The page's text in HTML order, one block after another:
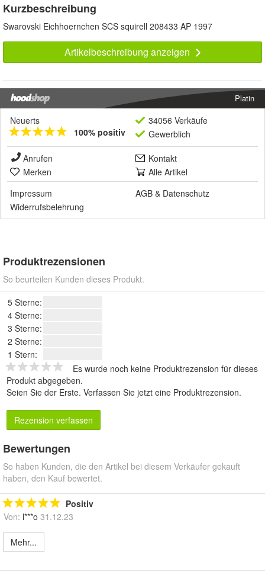
Kurzbeschreibung
Swarovski Eichhoernchen SCS squirell 208433 AP 1997
Artikelbeschreibung anzeigen
Platin
Neuerts
100% positiv
34056 Verkäufe
Gewerblich
Anrufen
Kontakt
Merken
Alle Artikel
Impressum
AGB & Datenschutz
Widerrufsbelehrung
Produktrezensionen
So beurteilen Kunden dieses Produkt.
5 Sterne:
4 Sterne:
3 Sterne:
2 Sterne:
1 Stern:
Es wurde noch keine Produktrezension für dieses
Produkt abgegeben.
Seien Sie der Erste. Verfassen Sie jetzt eine Produktrezension.
Rezension verfassen
Bewertungen
So haben Kunden, die den Artikel bei diesem Verkäufer gekauft
haben, den Kauf bewertet.
Positiv
Von: l***o 31.12.23
Mehr...